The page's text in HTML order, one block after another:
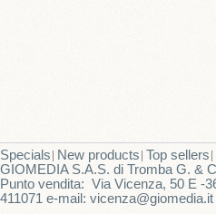
Specials New products Top sellers
GIOMEDIA S.A.S. di Tromba G. &
Punto vendita: Via Vicenza, 50 E -
411071 e-mail: vicenza@giomedia.it